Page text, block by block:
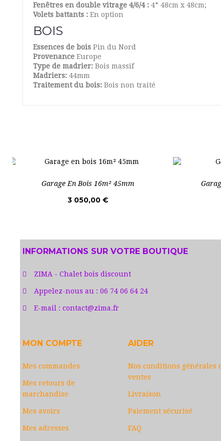
Fenêtres en double vitrage 4/6/4 : 4* 48cm x 48cm;
Volets battants : En option
BOIS
Essences de bois Pin du Nord
Provenance Europe
Type de madrier: Bois massif
Madriers: 44mm
Traitement du bois: Bois non traité
Garage En Bois 16m² 45mm
3 050,00 €
INFORMATIONS SUR VOTRE BOUTIQUE
ZIMA - Chalet bois discount
Appelez-nous au : 06 74 06 64 24
E-mail : contact@zima.fr
MON COMPTE
Mes commandes
Mes retours de
marchandise
Mes avoirs
Mes adresses
AIDER
Nos conditions générales
ventes
Livraison
Paiement sécurisé
FAQ